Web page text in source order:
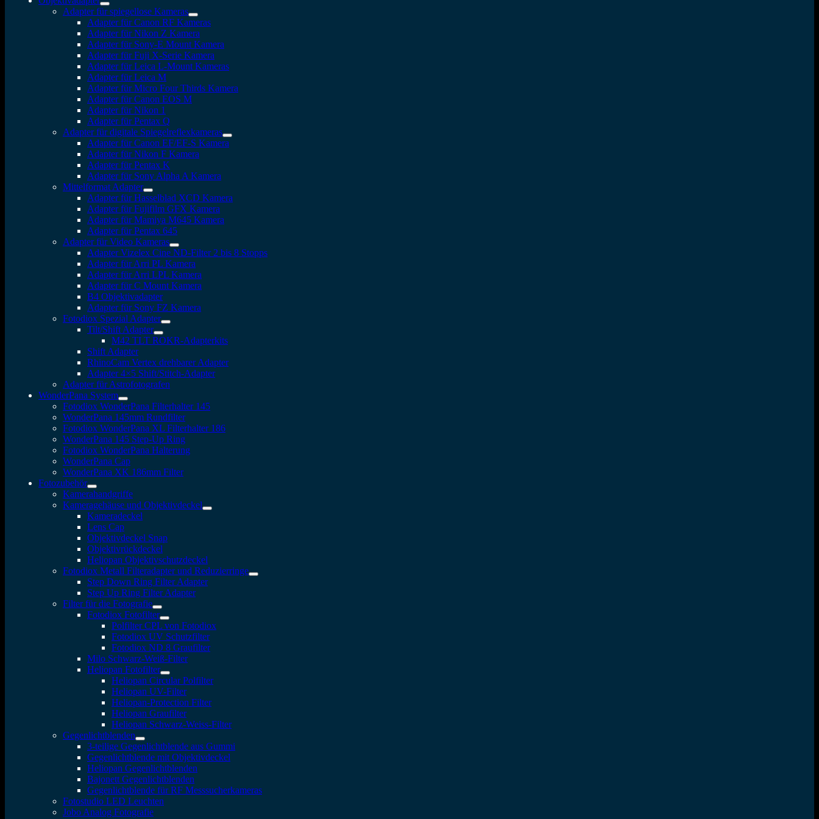
Adapter für spiegellose Kameras
Adapter für Canon RF Kameras
Adapter für Nikon Z Kamera
Adapter für Sony-E Mount Kamera
Adapter für Fuji X-Serie Kamera
Adapter für Leica L-Mount Kameras
Adapter für Leica M
Adapter für Micro Four Thirds Kamera
Adapter für Canon EOS M
Adapter für Nikon 1
Adapter für Pentax Q
Adapter für digitale Spiegelreflexkameras
Adapter für Canon EF/EF-S Kamera
Adapter für Nikon F Kamera
Adapter für Pentax K
Adapter für Sony Alpha A Kamera
Mittelformat Adapter
Adapter für Hasselblad XCD Kamera
Adapter für Fujifilm GFX Kamera
Adapter für Mamiya M645 Kamera
Adapter für Pentax 645
Adapter für Video Kameras
Adapter Vizelex Cine ND-Filter 2 bis 8 Stopps
Adapter für Arri PL Kamera
Adapter für Arri LPL Kamera
Adapter für C Mount Kamera
B4 Objektivadapter
Adapter für Sony FZ Kamera
Fotodiox Spezial Adapter
Tilt/Shift Adapter
M42 TLT ROKR-Adapterkits
Shift Adapter
RhinoCam Vertex drehbarer Adapter
Adapter 4×5 Shift/Stitch-Adapter
Adapter für Astrofotografen
WonderPana System
Fotodiox WonderPana Filterhalter 145
WonderPana 145mm Rundfilter
Fotodiox WonderPana XL Filterhalter 186
WonderPana 145 Step-Up Ring
Fotodiox WonderPana Halterung
WonderPana Cap
WonderPana XK 186mm Filter
Fotozubehör
Kamerahandgriffe
Kameragehäuse und Objektivdeckel
Kameradeckel
Lens Cap
Objektivdeckel Snap
Objektivrückdeckel
Heliopan Objektivschutzdeckel
Fotodiox Metall Filteradapter und Reduzierringe
Step Down Ring Filter Adapter
Step Up Ring Filter Adapter
Filter für die Fotografie
Fotodiox Fotofilter
Polfilter CPL von Fotodiox
Fotodiox UV Schutzfilter
Fotodiox ND 8 Graufilter
Milo Schwarz-Weiß-Filter
Heliopan Fotofilter
Heliopan Circular Polfilter
Heliopan UV-Filter
Heliopan-Protection Filter
Heliopan Graufilter
Heliopan Schwarz-Weiss-Filter
Gegenlichtblenden
3-teilige Gegenlichtblende aus Gummi
Gegenlichtblende mit Objektivdeckel
Heliopan Gegenlichtblenden
Bajonett Gegenlichtblenden
Gegenlichtblende für RF Messsucherkameras
Fotostudio LED Leuchten
Jobo Analog Fotografie